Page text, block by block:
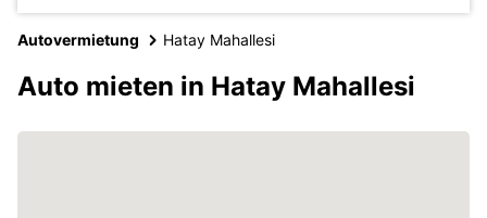
Autovermietung Hatay Mahallesi
Auto mieten in Hatay Mahallesi